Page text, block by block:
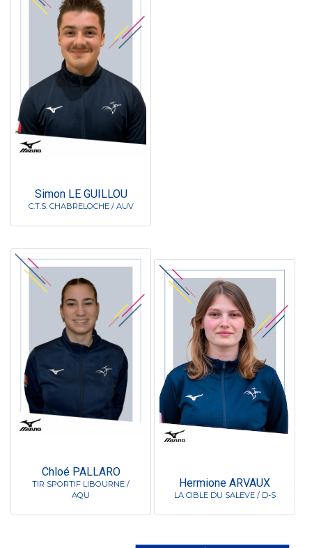
Simon LE GUILLOU
C.T.S. CHABRELOCHE / AUV
Chloé PALLARO
TIR SPORTIF LIBOURNE /
AQU
Hermione ARVAUX
LA CIBLE DU SALEVE / D-S